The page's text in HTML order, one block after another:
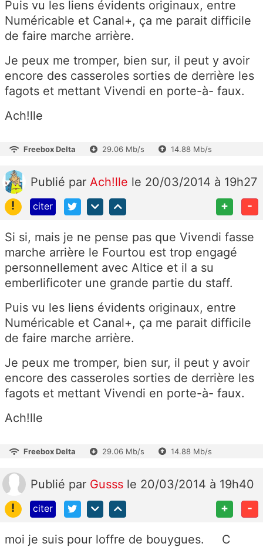
Puis vu les liens évidents originaux, entre
Numéricable et Canal+, ça me parait difficile
de faire marche arrière.
Je peux me tromper, bien sur, il peut y avoir
encore des casseroles sorties de derrière les
fagots et mettant Vivendi en porte-à- faux.
Ach!lle
Freebox Delta 29.06 Mb/s 14.88 Mb/s
Publié par Ach!lle le 20/03/2014 à 19h27
!
citer + -
Si si, mais je ne pense pas que Vivendi fasse
marche arrière le Fourtou est trop engagé
personnellement avec Altice et il a su
emberlificoter une grande partie du staff.
Puis vu les liens évidents originaux, entre
Numéricable et Canal+, ça me parait difficile
de faire marche arrière.
Je peux me tromper, bien sur, il peut y avoir
encore des casseroles sorties de derrière les
fagots et mettant Vivendi en porte-à- faux.
Ach!lle
Freebox Delta 29.06 Mb/s 14.88 Mb/s
Publié par Gusss le 20/03/2014 à 19h40
!
citer + -
moi je suis pour loffre de bouygues. C